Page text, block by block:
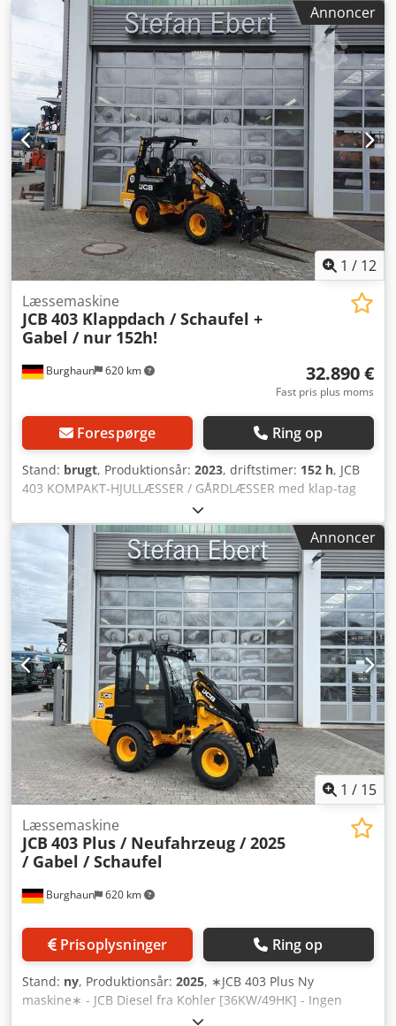
Annoncer
1 / 12
Burghaun 620 km
Læssemaskine
JCB 403 Klappdach / Schaufel +
Gabel / nur 152h!
32.890 €
Fast pris plus moms
Forespørge Ring op
Stand: brugt, Produktionsår: 2023, driftstimer: 152 h, JCB
403 KOMPAKT-HJULLÆSSER / GÅRDLÆSSER med klap-tag
Årgang: 2023 Motorydelse: Kubota 25 hk Driftsvægt: ca.
2.600 kg - Dæk 31 x 15.50 15 BKT bredt byggeprofil, -
Standard løftebom, - 1 ekstra hydraulikkreds med manuel
kontrol via joystick og ekstrahåndtag (f.eks. til klapskovl), -
20 km/t version, aksler med 100% differentialespærre
foran og bagpå - TÜV-godkendelse - Hydraulisk hurtigskifte
af typen Weidemann, - 3. styrekreds til hydrauliske
redskaber - 2 halogen arbejdslamper foran og 1 baklys, -
160 kg ekstra vægt originalt under bagakslen - inkl.
pallegafler og standardskovl Efter ønske udarbejder vi
gerne et leasing- eller finansieringstilbud via JCB-Finance.
Hr. Ebert (tlf.) rådgiver dig gerne. Yderligere oplysninger
finder du på vores hjemmeside. Forbehold for fejl og
mellemsalg! Udlejning mulig Crodpjy Ivtcofx Ac Aof =
Yderligere information = Kontakt venligst Tobias Ebert for
yderligere oplysninger.
Annoncer
1 / 15
Burghaun 620 km
Læssemaskine
JCB 403 Plus / Neufahrzeug / 2025
/ Gabel / Schaufel
Prisoplysninger Ring op
Stand: ny, Produktionsår: 2025, ∗JCB 403 Plus Ny
maskine∗ - JCB Diesel fra Kohler [36KW/49HK] - Ingen
AdBlue - Løftehøjde: 2,77 m - Nominel bæreevne: 1.800 kg -